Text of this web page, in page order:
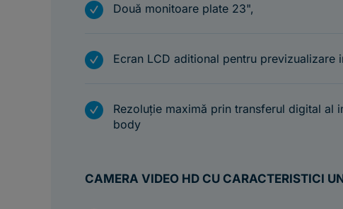
m Două monitoare plate 23",
m Ecran LCD aditional pentru previzualizare
m
Rezoluție maximă prin transferul digital al
body
CAMERA VIDEO HD CU CARACTERISTICI